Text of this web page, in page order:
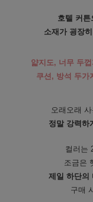
호텔 커
소재가 굉장
얇지도, 너무 두
쿠션, 방석 두가
오래오래
정말 강력하
컬러는
조금은
제일 하단의
구매